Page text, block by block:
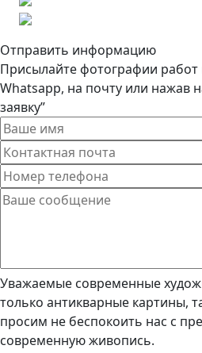
Отправить информацию
Присылайте фотографии
Whatsapp, на почту или нажав
заявку”
Уважаемые современные
только антикварные картины,
просим не беспокоить нас с
современную живопись.